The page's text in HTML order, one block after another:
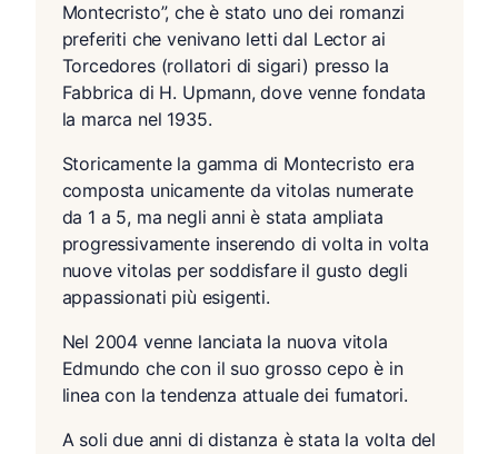
Montecristo”, che è stato uno dei romanzi
preferiti che venivano letti dal Lector ai
Torcedores (rollatori di sigari) presso la
Fabbrica di H. Upmann, dove venne fondata
la marca nel 1935.
Storicamente la gamma di Montecristo era
composta unicamente da vitolas numerate
da 1 a 5, ma negli anni è stata ampliata
progressivamente inserendo di volta in volta
nuove vitolas per soddisfare il gusto degli
appassionati più esigenti.
Nel 2004 venne lanciata la nuova vitola
Edmundo che con il suo grosso cepo è in
linea con la tendenza attuale dei fumatori.
A soli due anni di distanza è stata la volta del